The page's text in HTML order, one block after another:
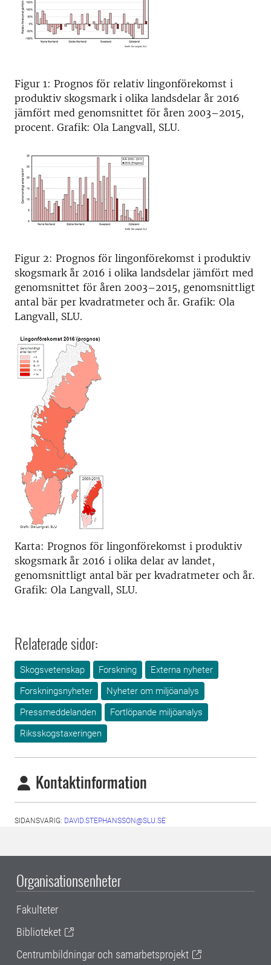
Figur 1: Prognos för relativ lingonförekomst i
produktiv skogsmark i olika landsdelar år 2016
jämfört med genomsnittet för åren 2003–2015,
procent. Grafik: Ola Langvall, SLU.
Figur 2: Prognos för lingonförekomst i produktiv
skogsmark år 2016 i olika landsdelar jämfört med
genomsnittet för åren 2003–2015, genomsnittligt
antal bär per kvadratmeter och år. Grafik: Ola
Langvall, SLU.
Karta: Prognos för lingonförekomst i produktiv
skogsmark år 2016 i olika delar av landet,
genomsnittligt antal bär per kvadratmeter och år.
Grafik: Ola Langvall, SLU.
Relaterade sidor:
Skogsvetenskap Forskning
Externa nyheter
Forskningsnyheter
Nyheter om miljöanalys
Pressmeddelanden
Fortlöpande miljöanalys
Riksskogstaxeringen
Kontaktinformation
SIDANSVARIG: DAVID.STEPHANSSON@SLU.SE
Organisationsenheter
Fakulteter
Biblioteket
Centrumbildningar och samarbetsprojekt